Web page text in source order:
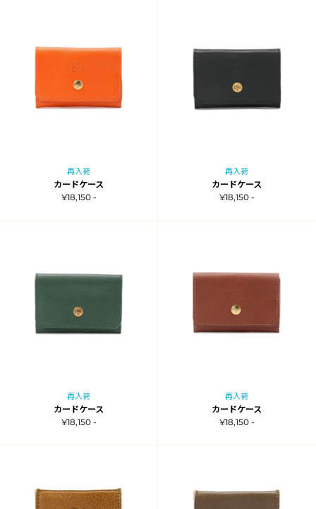
再入荷
カードケース
¥18,150 -
再入荷
カードケース
¥18,150 -
再入荷
カードケース
¥18,150 -
再入荷
カードケース
¥18,150 -